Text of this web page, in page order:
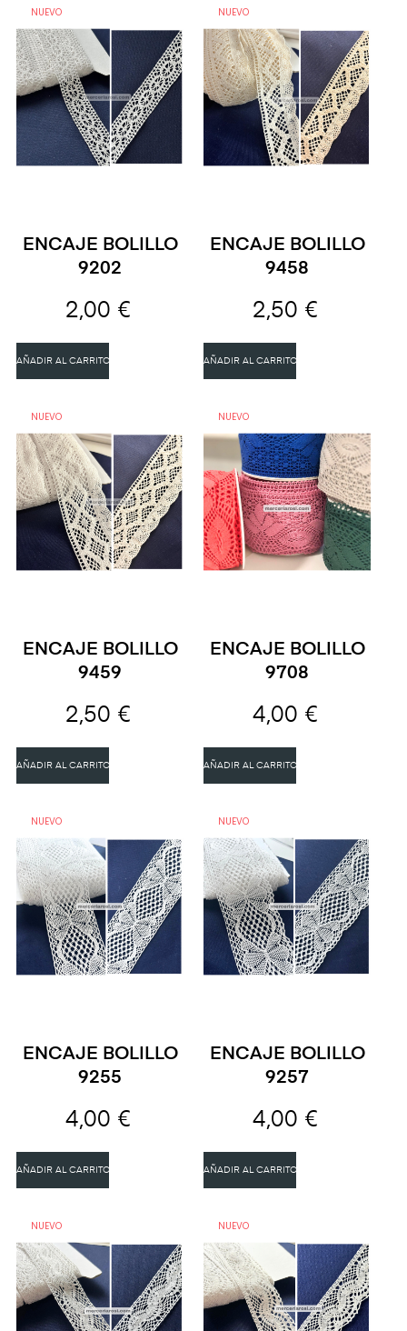
NUEVO
ENCAJE BOLILLO
9202
2,00 €
AÑADIR AL CARRITO
NUEVO
ENCAJE BOLILLO
9458
2,50 €
AÑADIR AL CARRITO
NUEVO
ENCAJE BOLILLO
9459
2,50 €
AÑADIR AL CARRITO
NUEVO
ENCAJE BOLILLO
9708
4,00 €
AÑADIR AL CARRITO
NUEVO
ENCAJE BOLILLO
9255
4,00 €
AÑADIR AL CARRITO
NUEVO
ENCAJE BOLILLO
9257
4,00 €
AÑADIR AL CARRITO
NUEVO NUEVO